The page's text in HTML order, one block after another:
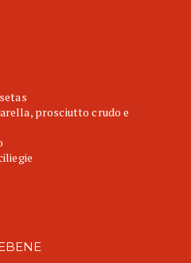
prosciutto crudo e